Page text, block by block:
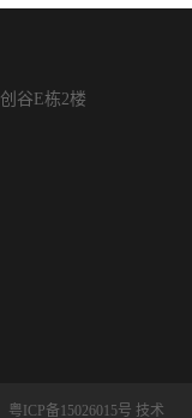
谷E栋2楼
粤ICP备15026015号 技术